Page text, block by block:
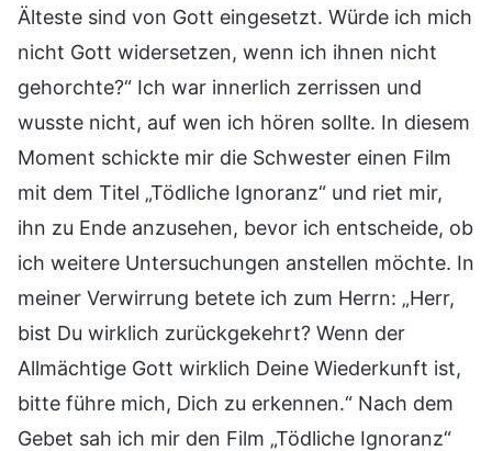
Älteste sind von Gott eingesetzt. Würde ich mich
nicht Gott widersetzen, wenn ich ihnen nicht
gehorchte?“ Ich war innerlich zerrissen und
wusste nicht, auf wen ich hören sollte. In diesem
Moment schickte mir die Schwester einen Film
mit dem Titel „Tödliche Ignoranz“ und riet mir,
ihn zu Ende anzusehen, bevor ich entscheide, ob
ich weitere Untersuchungen anstellen möchte. In
meiner Verwirrung betete ich zum Herrn: „Herr,
bist Du wirklich zurückgekehrt? Wenn der
Allmächtige Gott wirklich Deine Wiederkunft ist,
bitte führe mich, Dich zu erkennen.“ Nach dem
Gebet sah ich mir den Film „Tödliche Ignoranz“